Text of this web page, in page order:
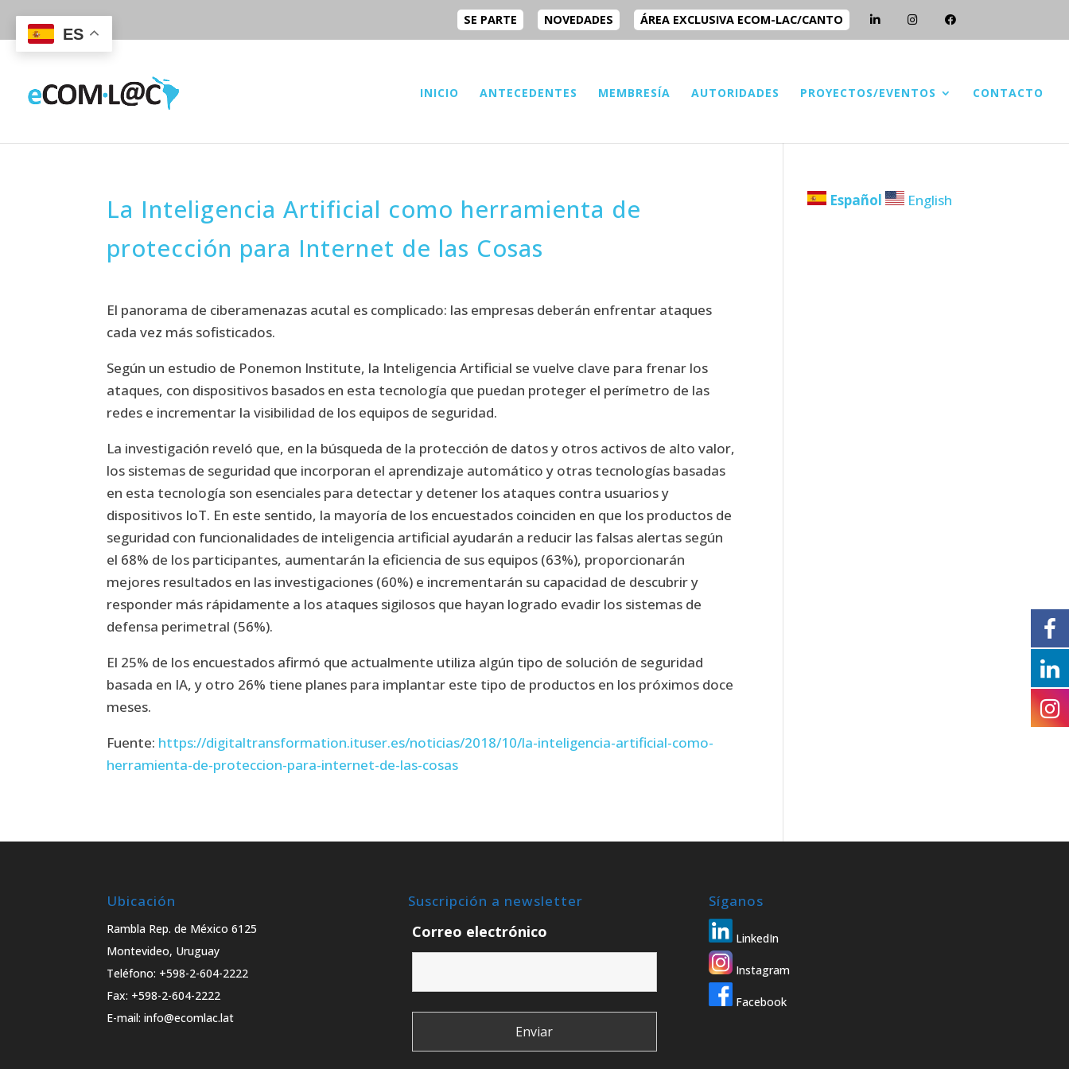
SE PARTE NOVEDADES ÁREA EXCLUSIVA ECOM-LAC/CANTO
INICIO ANTECEDENTES MEMBRESÍA AUTORIDADES PROYECTOS/EVENTOS CONTACTO
La Inteligencia Artificial como herramienta de
protección para Internet de las Cosas
El panorama de ciberamenazas acutal es complicado: las empresas deberán enfrentar ataques
cada vez más sofisticados.
Según un estudio de Ponemon Institute, la Inteligencia Artificial se vuelve clave para frenar los
ataques, con dispositivos basados en esta tecnología que puedan proteger el perímetro de las
redes e incrementar la visibilidad de los equipos de seguridad.
La investigación reveló que, en la búsqueda de la protección de datos y otros activos de alto valor,
los sistemas de seguridad que incorporan el aprendizaje automático y otras tecnologías basadas
en esta tecnología son esenciales para detectar y detener los ataques contra usuarios y
dispositivos IoT. En este sentido, la mayoría de los encuestados coinciden en que los productos de
seguridad con funcionalidades de inteligencia artificial ayudarán a reducir las falsas alertas según
el 68% de los participantes, aumentarán la eficiencia de sus equipos (63%), proporcionarán
mejores resultados en las investigaciones (60%) e incrementarán su capacidad de descubrir y
responder más rápidamente a los ataques sigilosos que hayan logrado evadir los sistemas de
defensa perimetral (56%).
El 25% de los encuestados afirmó que actualmente utiliza algún tipo de solución de seguridad
basada en IA, y otro 26% tiene planes para implantar este tipo de productos en los próximos doce
meses.
Fuente: https://digitaltransformation.ituser.es/noticias/2018/10/la-inteligencia-artificial-como-
herramienta-de-proteccion-para-internet-de-las-cosas
Español English
Ubicación
Rambla Rep. de México 6125
Montevideo, Uruguay
Teléfono: +598-2-604-2222
Fax: +598-2-604-2222
E-mail: info@ecomlac.lat
Suscripción a newsletter
Correo electrónico
Síganos
LinkedIn
Instagram
Facebook
ES